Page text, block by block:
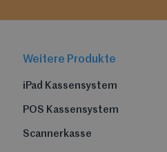
Weitere Produkte
iPad Kassensystem
POS Kassensystem
Scannerkasse